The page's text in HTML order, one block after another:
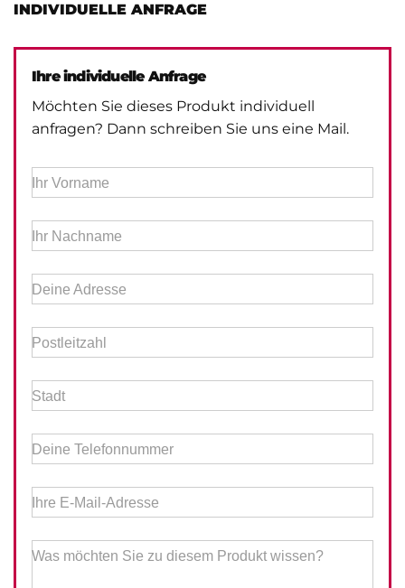
INDIVIDUELLE ANFRAGE
Ihre individuelle Anfrage
Möchten Sie dieses Produkt individuell
anfragen? Dann schreiben Sie uns eine Mail.
Ihr Vorname
Ihr Nachname
Deine Adresse
Postleitzahl
Stadt
Deine Telefonnummer
Ihre E-Mail-Adresse
Was möchten Sie zu diesem Produkt wissen?